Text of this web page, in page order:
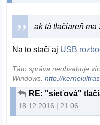
ak tá tlačiareň ma
Na to stačí aj USB
Táto správa neobsahuje
Windows.http://
RE: "sieťová"
18.12.2016 | 21:06